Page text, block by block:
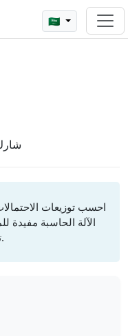
🇸🇦
احسب توزيعات
الآلة الحاسبة مفيدة
تحدث عشوائيًا بمعدل متوسط معروف.